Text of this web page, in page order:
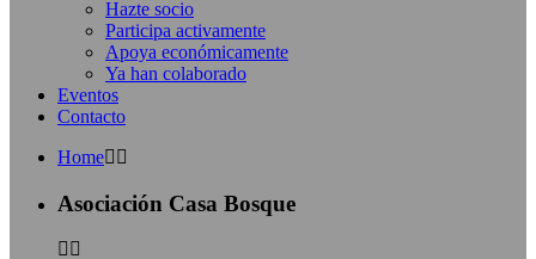
Hazte socio
Participa activamente
Apoya económicamente
Ya han colaborado
Eventos
Contacto
Home
Asociación Casa Bosque